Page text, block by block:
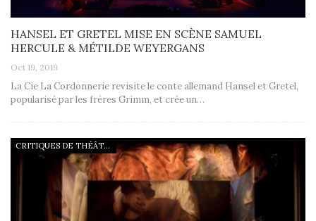
HANSEL ET GRETEL MISE EN SCÈNE SAMUEL
HERCULE & MÉTILDE WEYERGANS
Oct 19, 2019
La Cie La Cordonnerie revisite le conte allemand Hansel et Gretel,
popularisé par les frères Grimm, et crée un…
CRITIQUES DE THÉÂTRE